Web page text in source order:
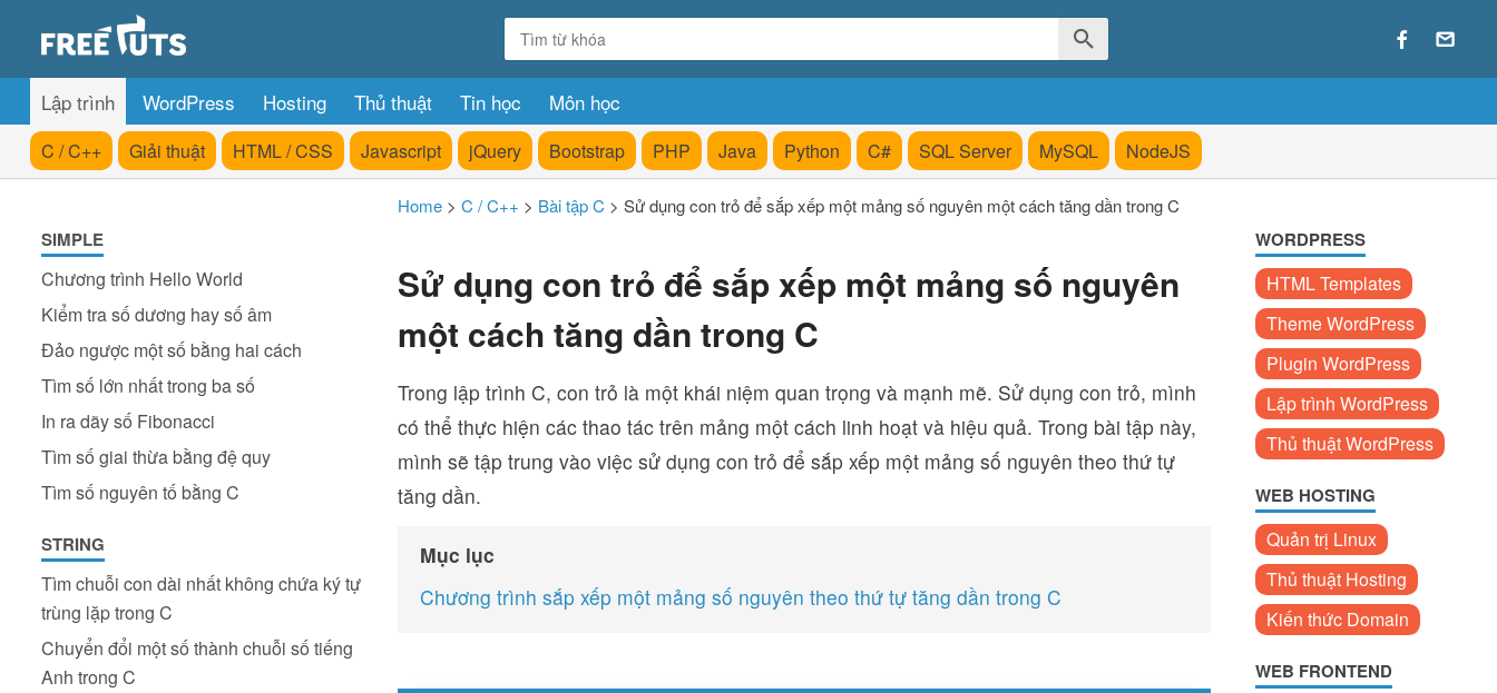
Lập trình WordPress Hosting Thủ thuật Tin học Môn học
C / C++ Giải thuật HTML / CSS Javascript jQuery Bootstrap PHP Java Python C# SQL Server MySQL NodeJS
SIMPLE
Chương trình Hello World
Kiểm tra số dương hay số âm
Đảo ngược một số bằng hai cách
Tìm số lớn nhất trong ba số
In ra dãy số Fibonacci
Tìm số giai thừa bằng đệ quy
Tìm số nguyên tố bằng C
STRING
Tìm chuỗi con dài nhất không chứa ký tự
trùng lặp trong C
Chuyển đổi một số thành chuỗi số tiếng
Anh trong C
Home > C / C++ > Bài tập C > Sử dụng con trỏ để sắp xếp một mảng số nguyên một cách tăng dần trong C
Sử dụng con trỏ để sắp xếp một mảng số nguyên
một cách tăng dần trong C
Trong lập trình C, con trỏ là một khái niệm quan trọng và mạnh mẽ. Sử dụng con trỏ, mình
có thể thực hiện các thao tác trên mảng một cách linh hoạt và hiệu quả. Trong bài tập này,
mình sẽ tập trung vào việc sử dụng con trỏ để sắp xếp một mảng số nguyên theo thứ tự
tăng dần.
Mục lục
Chương trình sắp xếp một mảng số nguyên theo thứ tự tăng dần trong C
WORDPRESS
HTML Templates
Theme WordPress
Plugin WordPress
Lập trình WordPress
Thủ thuật WordPress
WEB HOSTING
Quản trị Linux
Thủ thuật Hosting
Kiến thức Domain
WEB FRONTEND